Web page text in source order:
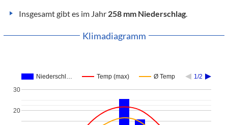
Insgesamt gibt es im Jahr 258 mm Niederschlag.
Klimadiagramm
Niederschl… Temp (max) Ø Temp 1/2
20
30